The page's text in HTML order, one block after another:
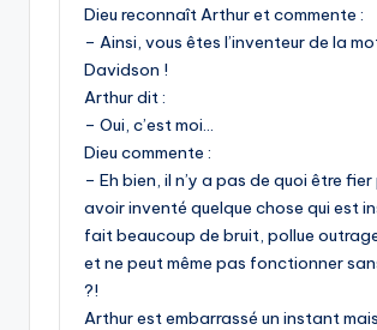
Dieu reconnaît Arthur et commente :
– Ainsi, vous êtes l’inventeur de la
Davidson !
Arthur dit :
– Oui, c’est moi…
Dieu commente :
– Eh bien, il n’y a pas de quoi être
avoir inventé quelque chose qui est
fait beaucoup de bruit, pollue
et ne peut même pas fonctionner
?!
Arthur est embarrassé un instant